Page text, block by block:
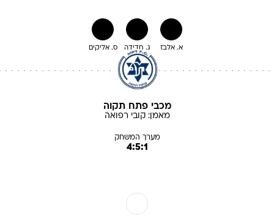
ס. אליקים ג. חדידה א. אלבז
מכבי פתח תקוה
מאמן:קובי רפואה
מערך המשחק
4:5:1